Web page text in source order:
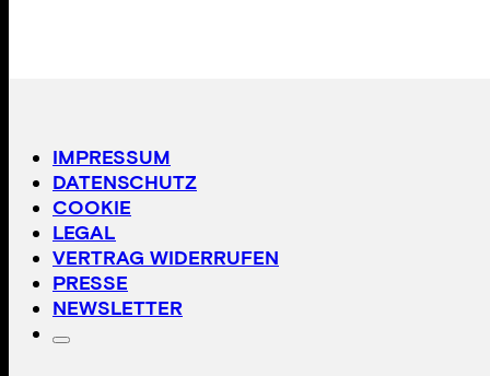
IMPRESSUM
DATENSCHUTZ
COOKIE
LEGAL
VERTRAG WIDERRUFEN
PRESSE
NEWSLETTER